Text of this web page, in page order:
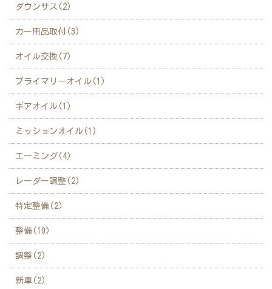
ダウンサス(2)
カー用品取付(3)
オイル交換(7)
プライマリーオイル(1)
ギアオイル(1)
ミッションオイル(1)
エーミング(4)
レーダー調整(2)
特定整備(2)
整備(10)
調整(2)
新車(2)